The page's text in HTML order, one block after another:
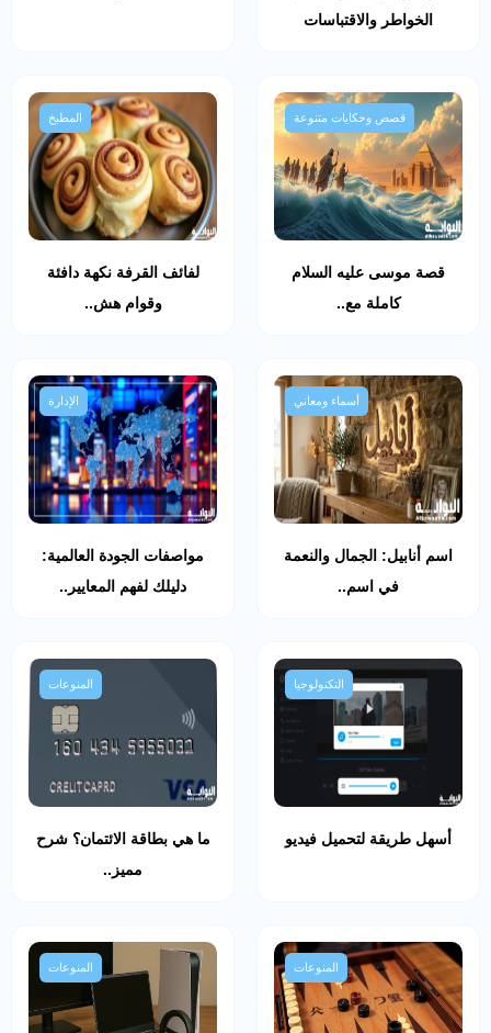
الخواطر والاقتباسات
قصص وحكايات متنوعة
قصة موسى عليه السلام
كاملة مع..
المطبخ
لفائف القرفة نكهة دافئة
وقوام هش..
أسماء ومعاني
اسم أنابيل: الجمال والنعمة
في اسم..
الإدارة
مواصفات الجودة العالمية:
دليلك لفهم المعايير..
التكنولوجيا
أسهل طريقة لتحميل فيديو
المنوعات
ما هي بطاقة الائتمان؟ شرح
مميز..
المنوعات المنوعات